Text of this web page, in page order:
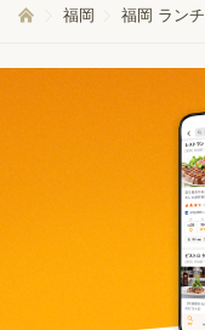
福岡 福岡 ランチ